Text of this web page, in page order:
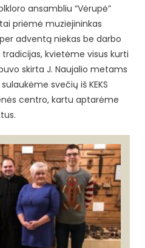
ansambliu “Vėrupė”
priėmė muziejininkas
adventą niekas be darbo
kvietėme visus kurti
skirta J. Naujalio metams
svečių iš KEKS
centro, kartu aptarėme